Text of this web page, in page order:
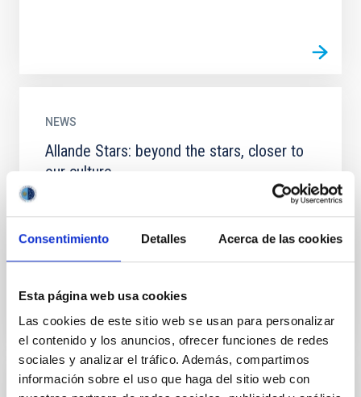
Consentimiento Detalles Acerca de las cookies
Esta página web usa cookies
Las cookies de este sitio web se usan para personalizar
el contenido y los anuncios, ofrecer funciones de redes
sociales y analizar el tráfico. Además, compartimos
información sobre el uso que haga del sitio web con
NEWS
Allande Stars: beyond the stars, closer to
our culture
The Allande Stars project, funded and supported by
the Instituto de Astrofísica de Canarias (IAC), is
bringing Astronomy to more than 300 people to the
GALLERY